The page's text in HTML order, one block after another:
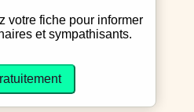
et sympathisants.